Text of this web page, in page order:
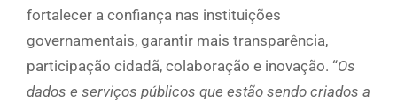
fortalecer a confiança nas instituições
governamentais, garantir mais transparência,
participação cidadã, colaboração e inovação. “Os
dados e serviços públicos que estão sendo criados a